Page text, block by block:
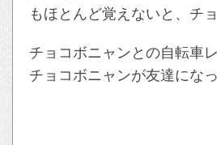
もほとんど覚えないと、チ
チョコボニャンとの自転車
チョコボニャンが友達にな